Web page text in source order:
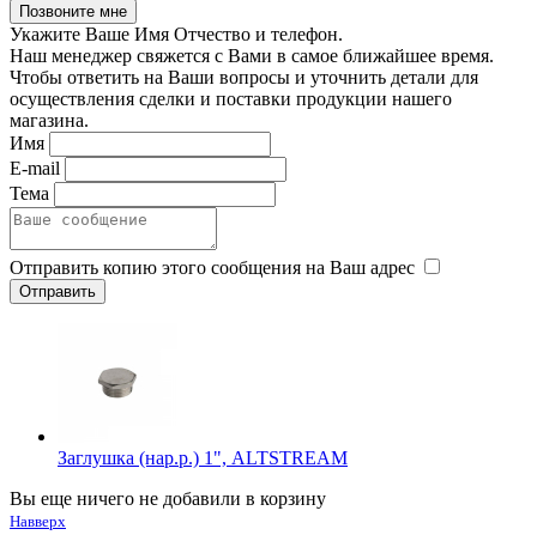
Укажите Ваше Имя Отчество и телефон.
Наш менеджер свяжется с Вами в самое ближайшее время.
Чтобы ответить на Ваши вопросы и уточнить детали для
осуществления сделки и поставки продукции нашего
магазина.
Имя
E-mail
Тема
Отправить копию этого сообщения на Ваш адрес
Заглушка (нар.р.) 1", ALTSTREAM
Вы еще ничего не добавили в корзину
Навверх